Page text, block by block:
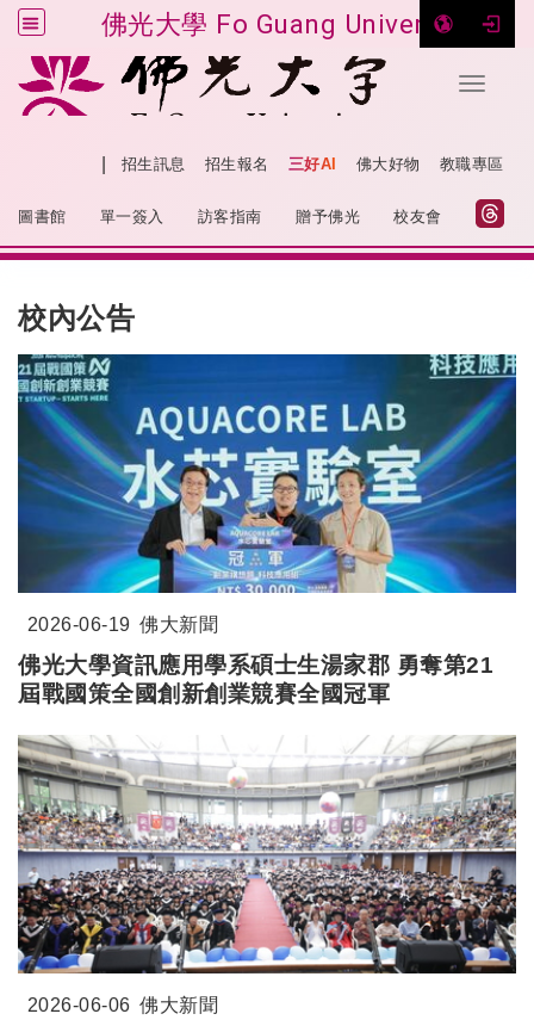
佛光大學 Fo Guang University
Toggle
跳到主要內容
招生訊息 招生報名 三好AI 佛大好物 教職專區
圖書館 單一簽入 訪客指南 贈予佛光 校友會
校內公告
2026-06-19 佛大新聞
佛光大學資訊應用學系碩士生湯家郡 勇奪第21
屆戰國策全國創新創業競賽全國冠軍
2026-06-06 佛大新聞